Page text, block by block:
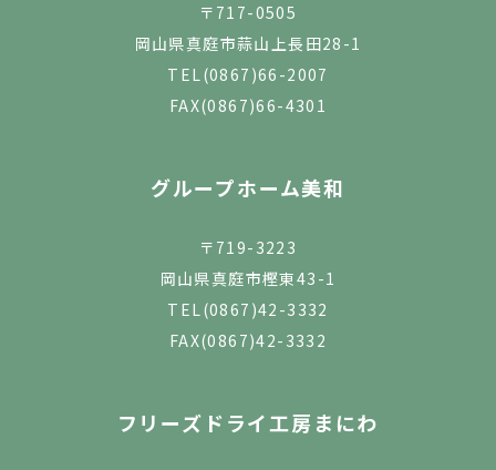
〒717-0505
岡山県真庭市蒜山上長田28-1
TEL(0867)66-2007
FAX(0867)66-4301
グループホーム美和
〒719-3223
岡山県真庭市樫東43-1
TEL(0867)42-3332
FAX(0867)42-3332
フリーズドライ工房まにわ